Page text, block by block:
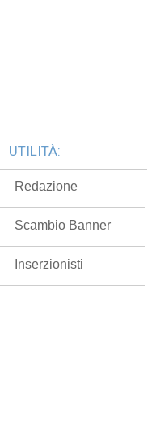
UTILITÀ:
Redazione
Scambio Banner
Inserzionisti